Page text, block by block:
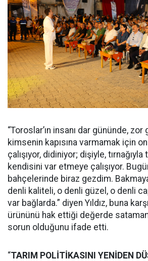
“Toroslar’ın insanı dar gününde,
kimsenin kapısına varmamak için
çalışıyor, didiniyor; dişiyle, tırnağıyla
kendisini var etmeye çalışıyor.
bahçelerinde biraz gezdim. Bakmaya
denli kaliteli, o denli güzel, o denli
var bağlarda.” diyen Yıldız, buna
ürününü hak ettiği değerde
sorun olduğunu ifade etti.
“TARIM POLİTİKASINI YENİDEN